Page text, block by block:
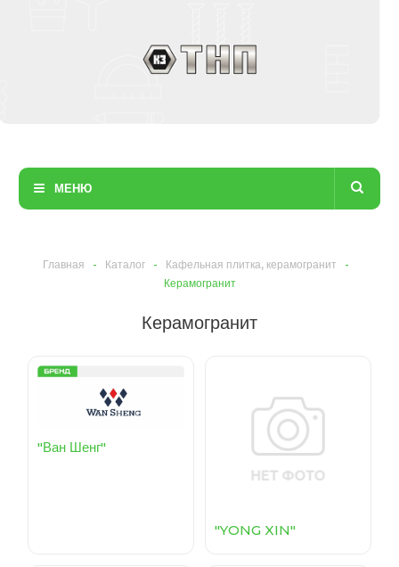
МЕНЮ
Главная - Каталог - Кафельная плитка, керамогранит
-
Керамогранит
Керамогранит
"Ван Шенг"
"YONG XIN"